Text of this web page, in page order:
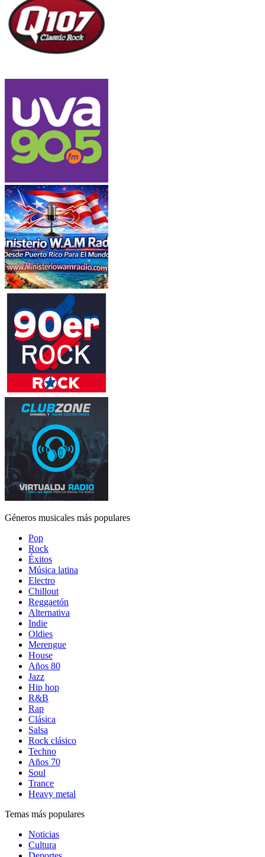
Géneros musicales más populares
Pop
Rock
Éxitos
Música latina
Electro
Chillout
Reggaetón
Alternativa
Indie
Oldies
Merengue
House
Años 80
Jazz
Hip hop
R&B
Rap
Clásica
Salsa
Rock clásico
Techno
Años 70
Soul
Trance
Heavy metal
Temas más populares
Noticias
Cultura